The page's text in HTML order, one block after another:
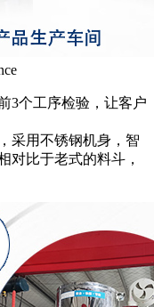
3个工序检验，让客户
采用不锈钢机身，智
对比于老式的料斗，